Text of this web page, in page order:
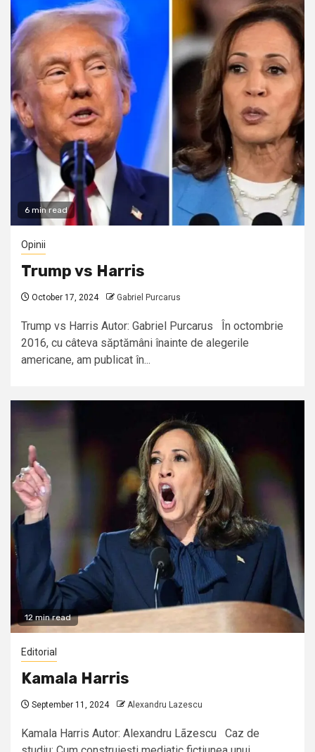
6 min read
Opinii
Trump vs Harris
October 17, 2024 Gabriel Purcarus
Trump vs Harris Autor: Gabriel Purcarus În octombrie
2016, cu câteva săptămâni înainte de alegerile
americane, am publicat în...
12 min read
Editorial
Kamala Harris
September 11, 2024 Alexandru Lazescu
Kamala Harris Autor: Alexandru Lãzescu Caz de